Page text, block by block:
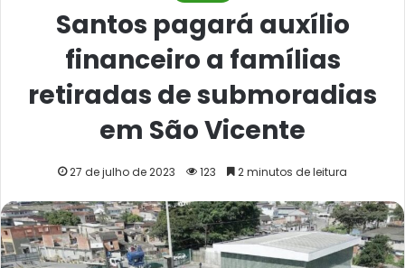
Santos pagará auxílio
financeiro a famílias
retiradas de submoradias
em São Vicente
27 de julho de 2023 123 2 minutos de leitura